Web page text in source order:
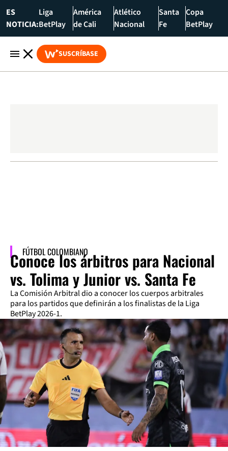
ES
NOTICIA:
Liga
BetPlay
América
de Cali
Atlético
Nacional
Santa
Fe
Copa
BetPlay
SUSCRÍBASE
FÚTBOL COLOMBIANO
Conoce los árbitros para Nacional
vs. Tolima y Junior vs. Santa Fe
La Comisión Arbitral dio a conocer los cuerpos arbitrales
para los partidos que definirán a los finalistas de la Liga
BetPlay 2026-1.